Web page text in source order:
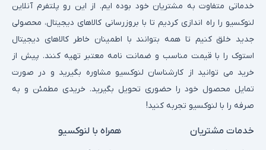
خدماتی متفاوت به مشتریان خود بوده ایم. از این رو پلتفرم آنلاین
لنوکسیو را راه اندازی کردیم تا با بروزرسانی کالاهای دیجیتال، محصولی
جدید خلق کنیم تا همه بتوانند با اطمینان خاطر کالاهای دیجیتال
استوک را با قیمت مناسب و ضمانت نامه معتبر تهیه کنند. پیش از
خرید می توانید از کارشناسان لنوکسیو مشاوره بگیرید و در صورت
تمایل محصول خود را حضوری تحویل بگیرید. خریدی مطمئن و به
صرفه را با لنوکسیو تجربه کنید!
خدمات مشتریان همراه با لنوکسیو